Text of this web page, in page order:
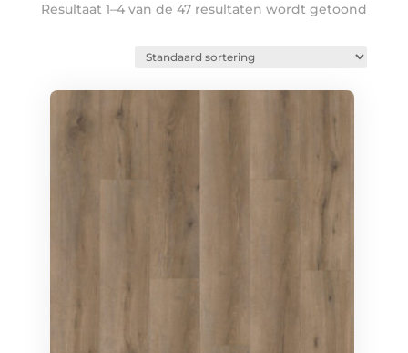
Resultaat 1–4 van de 47 resultaten wordt getoond